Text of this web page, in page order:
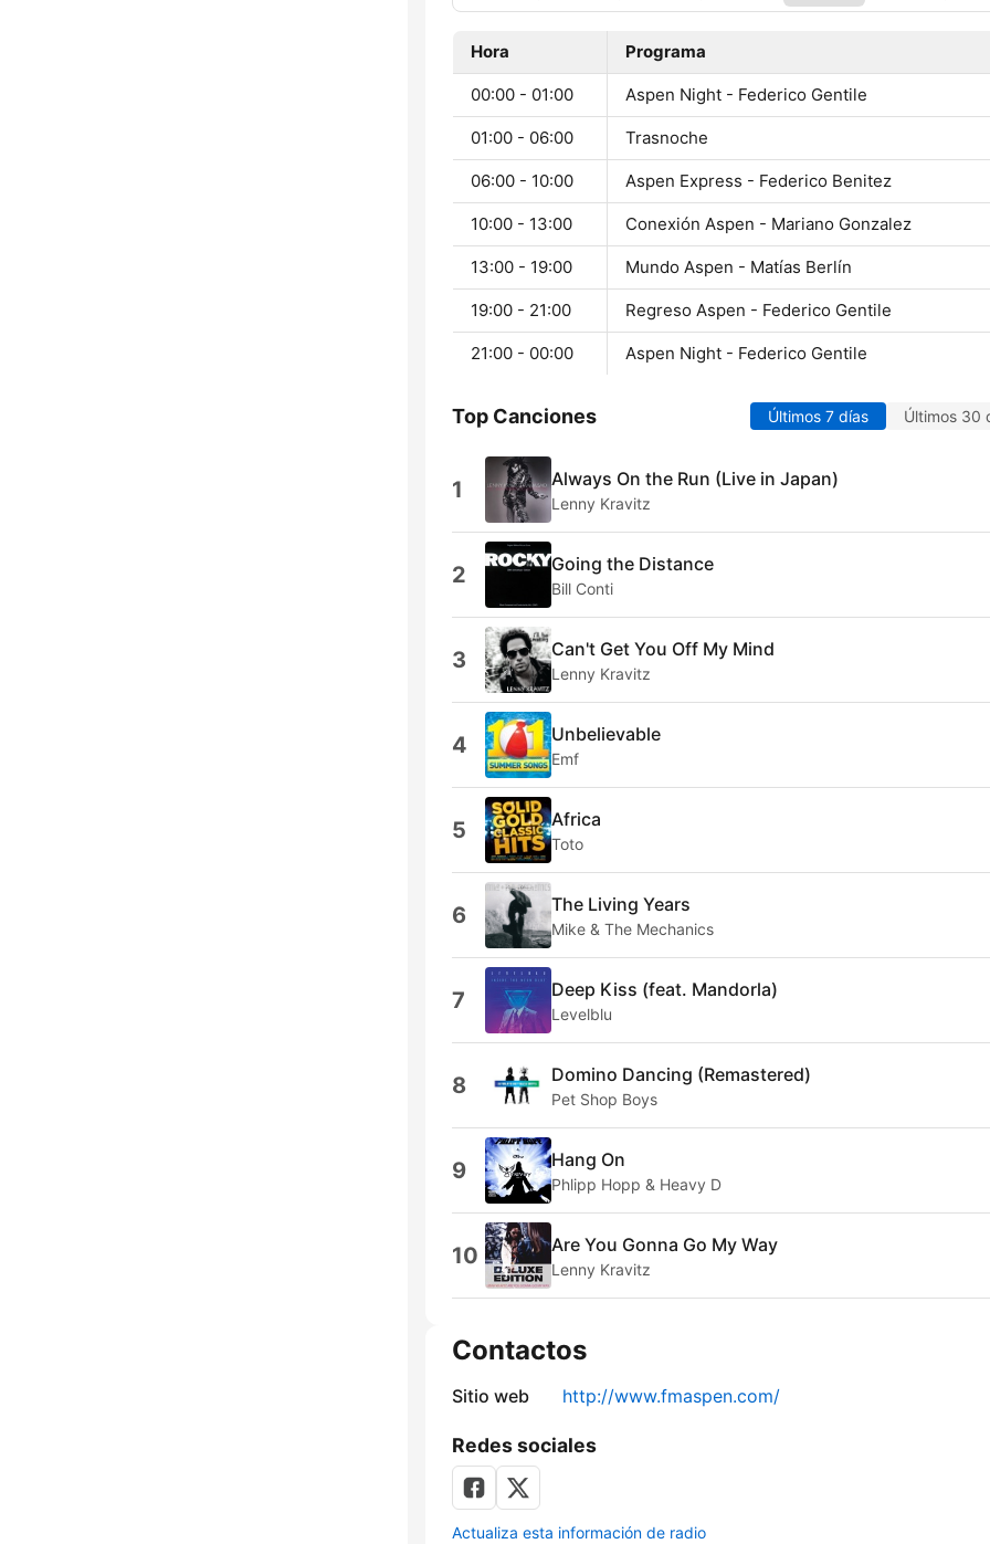
Hora Programa
00:00 - 01:00 Aspen Night - Federico Gentile
01:00 - 06:00 Trasnoche
06:00 - 10:00 Aspen Express - Federico Benitez
10:00 - 13:00 Conexión Aspen - Mariano Gonzalez
13:00 - 19:00 Mundo Aspen - Matías Berlín
19:00 - 21:00 Regreso Aspen - Federico Gentile
21:00 - 00:00 Aspen Night - Federico Gentile
Top Canciones Últimos 7 días Últimos 30
1 Always On the Run (Live in Japan)
Lenny Kravitz
2 Going the Distance
Bill Conti
3 Can't Get You Off My Mind
Lenny Kravitz
4 Unbelievable
Emf
5 Africa
Toto
6 The Living Years
Mike & The Mechanics
7 Deep Kiss (feat. Mandorla)
Levelblu
8 Domino Dancing (Remastered)
Pet Shop Boys
9 Hang On
Phlipp Hopp & Heavy D
10 Are You Gonna Go My Way
Lenny Kravitz
Contactos
Sitio web http://www.fmaspen.com/
Redes sociales
Actualiza esta información de radio